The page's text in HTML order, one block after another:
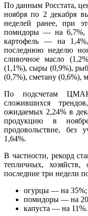
По данным Росстата,
ноября по 2 декабря
неделей ранее, при
помидоры — на
картофель — на
последнюю неделю
сливочное масло
(1,1%), сыры (0,9%),
(0,7%), сметану
По подсчетам
сложившихся
ожидаемых 2,24% в
продукцию в
продовольствие,
1,64%.
В частности, рекорд
тепличных,
последние три недели
огурцы — на 35%;
помидоры — на
капуста — на 11%.